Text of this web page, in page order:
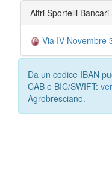
Altri Sportelli
Via IV Novembre
Da un codice IBAN
CAB e BIC/SWIFT:
Agrobresciano.